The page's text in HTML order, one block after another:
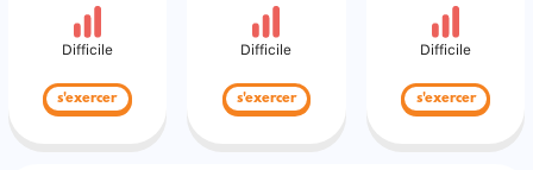
Difficile
s'exercer
Difficile
s'exercer
Difficile
s'exercer